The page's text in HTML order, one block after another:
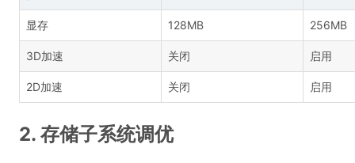
显存 128MB 256MB
3D加速 关闭 启用
2D加速 关闭 启用
2. 存储子系统调优